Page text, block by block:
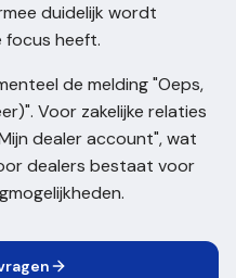
duidelijk wordt
focus heeft.
de melding "Oeps,
Voor zakelijke relaties
dealer account", wat
dealers bestaat voor